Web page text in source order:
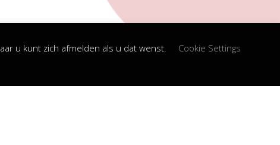
u kunt zich afmelden als u dat wenst. Cookie Settings